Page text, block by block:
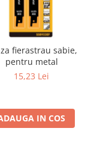
fierastrau sabie,
pentru metal
15,23 Lei
IN COS